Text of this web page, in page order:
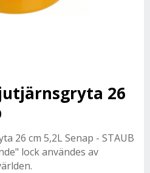
26
26 cm 5,2L Senap - STAUB
lock användes av